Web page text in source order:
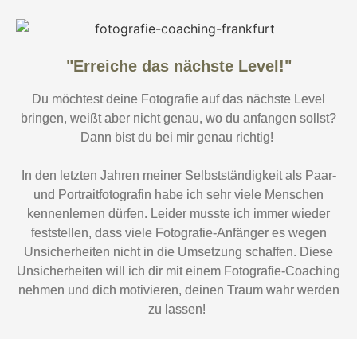
"Erreiche das nächste Level!"
Du möchtest deine Fotografie auf das nächste Level
bringen, weißt aber nicht genau, wo du anfangen sollst?
Dann bist du bei mir genau richtig!
In den letzten Jahren meiner Selbstständigkeit als Paar-
und Portraitfotografin habe ich sehr viele Menschen
kennenlernen dürfen. Leider musste ich immer wieder
feststellen, dass viele Fotografie-Anfänger es wegen
Unsicherheiten nicht in die Umsetzung schaffen. Diese
Unsicherheiten will ich dir mit einem Fotografie-Coaching
nehmen und dich motivieren, deinen Traum wahr werden
zu lassen!